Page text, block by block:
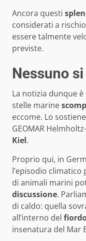
Ancora questi
considerati a
essere talmente
previste.
Nessuno
La notizia dunque
stelle marine
eccome. Lo
GEOMAR
Kiel.
Proprio qui, in
l’episodio climatico
di animali marini
discussione.
di caldo: quella
all’interno del
insenatura del Mar